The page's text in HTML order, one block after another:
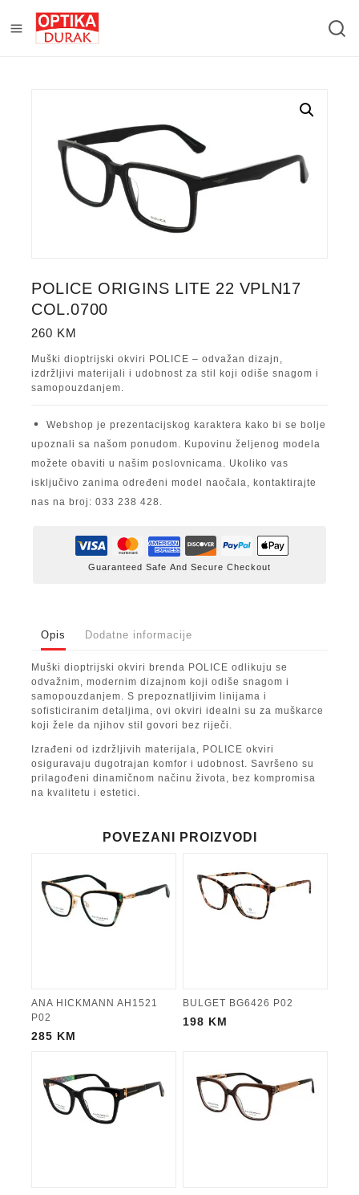
POLICE ORIGINS LITE 22 VPLN17
COL.0700
260 KM
Muški dioptrijski okviri POLICE – odvažan dizajn,
izdržljivi materijali i udobnost za stil koji odiše snagom i
samopouzdanjem.
Webshop je prezentacijskog karaktera kako bi se bolje
upoznali sa našom ponudom. Kupovinu željenog modela
možete obaviti u našim poslovnicama. Ukoliko vas
isključivo zanima određeni model naočala, kontaktirajte
nas na broj: 033 238 428.
Guaranteed Safe And Secure Checkout
Opis Dodatne informacije
Muški dioptrijski okviri brenda POLICE odlikuju se
odvažnim, modernim dizajnom koji odiše snagom i
samopouzdanjem. S prepoznatljivim linijama i
sofisticiranim detaljima, ovi okviri idealni su za muškarce
koji žele da njihov stil govori bez riječi.
Izrađeni od izdržljivih materijala, POLICE okviri
osiguravaju dugotrajan komfor i udobnost. Savršeno su
prilagođeni dinamičnom načinu života, bez kompromisa
na kvalitetu i estetici.
POVEZANI PROIZVODI
ANA HICKMANN AH1521
P02
285 KM
BULGET BG6426 P02
198 KM